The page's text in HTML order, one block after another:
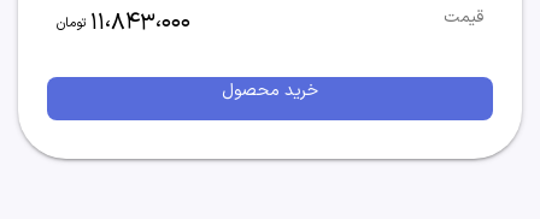
قیمت 11،843،000 تومان
خرید محصول